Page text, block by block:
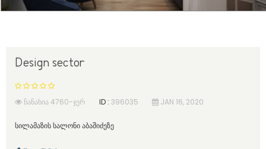
Design sector
ᲜᲐᲜᲐᲮᲘᲐ 4760-ᲯᲔᲠ ID : 396035 JAN 16, 2020
სილამაზის სალონი აბაშიძეზე